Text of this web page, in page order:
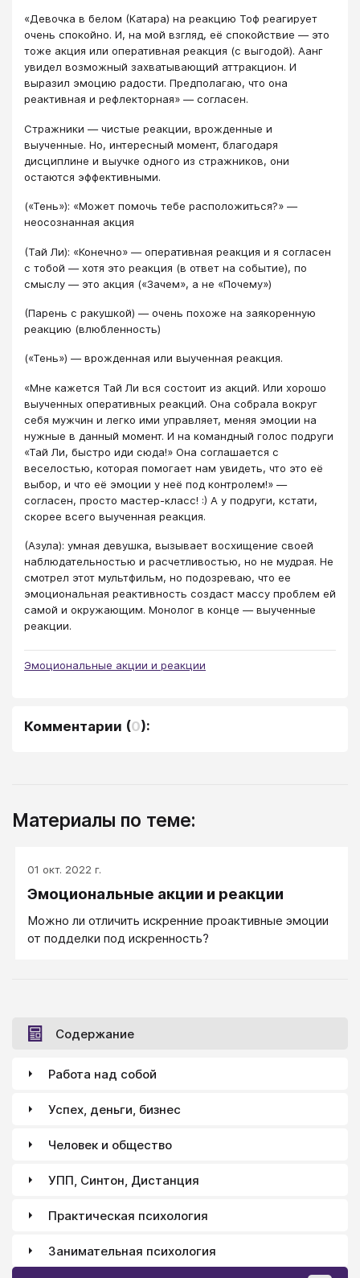
«Девочка в белом (Катара) на реакцию Тоф реагирует
очень спокойно. И, на мой взгляд, её спокойствие — это
тоже акция или оперативная реакция (с выгодой). Аанг
увидел возможный захватывающий аттракцион. И
выразил эмоцию радости. Предполагаю, что она
реактивная и рефлекторная» — согласен.
Стражники — чистые реакции, врожденные и
выученные. Но, интересный момент, благодаря
дисциплине и выучке одного из стражников, они
остаются эффективными.
(«Тень»): «Может помочь тебе расположиться?» —
неосознанная акция
(Тай Ли): «Конечно» — оперативная реакция и я согласен
с тобой — хотя это реакция (в ответ на событие), по
смыслу — это акция («Зачем», а не «Почему»)
(Парень с ракушкой) — очень похоже на заякоренную
реакцию (влюбленность)
(«Тень») — врожденная или выученная реакция.
«Мне кажется Тай Ли вся состоит из акций. Или хорошо
выученных оперативных реакций. Она собрала вокруг
себя мужчин и легко ими управляет, меняя эмоции на
нужные в данный момент. И на командный голос подруги
«Тай Ли, быстро иди сюда!» Она соглашается с
веселостью, которая помогает нам увидеть, что это её
выбор, и что её эмоции у неё под контролем!» —
согласен, просто мастер-класс! :) А у подруги, кстати,
скорее всего выученная реакция.
(Азула): умная девушка, вызывает восхищение своей
наблюдательностью и расчетливостью, но не мудрая. Не
смотрел этот мультфильм, но подозреваю, что ее
эмоциональная реактивность создаст массу проблем ей
самой и окружающим. Монолог в конце — выученные
реакции.
Эмоциональные акции и реакции
Комментарии (0):
Материалы по теме:
01 окт. 2022 г.
Эмоциональные акции и реакции
Можно ли отличить искренние проактивные эмоции
от подделки под искренность?
Содержание
Работа над собой
Успех, деньги, бизнес
Человек и общество
УПП, Синтон, Дистанция
Практическая психология
Занимательная психология